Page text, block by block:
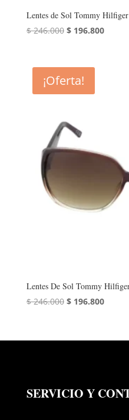
Lentes de Sol Tommy
$246.000 El
era:
$ 246.000.
$196.800El
¡Oferta!
Lentes De Sol Tommy
$246.000 El
era:
$196.800El
es:
SERVICIO Y